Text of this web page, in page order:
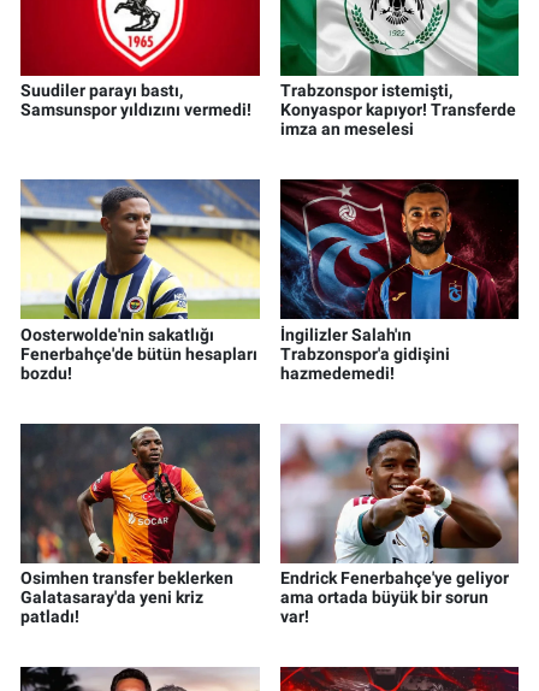
Suudiler parayı bastı,
Samsunspor yıldızını vermedi!
Trabzonspor istemişti,
Konyaspor kapıyor! Transferde
imza an meselesi
Oosterwolde'nin sakatlığı
Fenerbahçe'de bütün hesapları
bozdu!
İngilizler Salah'ın
Trabzonspor'a gidişini
hazmedemedi!
Osimhen transfer beklerken
Galatasaray'da yeni kriz
patladı!
Endrick Fenerbahçe'ye geliyor
ama ortada büyük bir sorun
var!